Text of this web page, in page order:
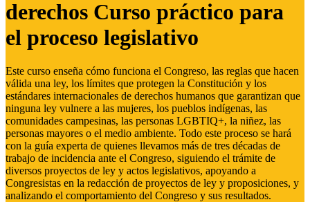
derechos Curso práctico para
el proceso legislativo
Este curso enseña cómo funciona el Congreso, las reglas que hacen
válida una ley, los límites que protegen la Constitución y los
estándares internacionales de derechos humanos que garantizan que
ninguna ley vulnere a las mujeres, los pueblos indígenas, las
comunidades campesinas, las personas LGBTIQ+, la niñez, las
personas mayores o el medio ambiente. Todo este proceso se hará
con la guía experta de quienes llevamos más de tres décadas de
trabajo de incidencia ante el Congreso, siguiendo el trámite de
diversos proyectos de ley y actos legislativos, apoyando a
Congresistas en la redacción de proyectos de ley y proposiciones, y
analizando el comportamiento del Congreso y sus resultados.